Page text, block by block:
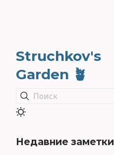
Struchkov's
Garden 🪴
Поиск
Недавние заметки